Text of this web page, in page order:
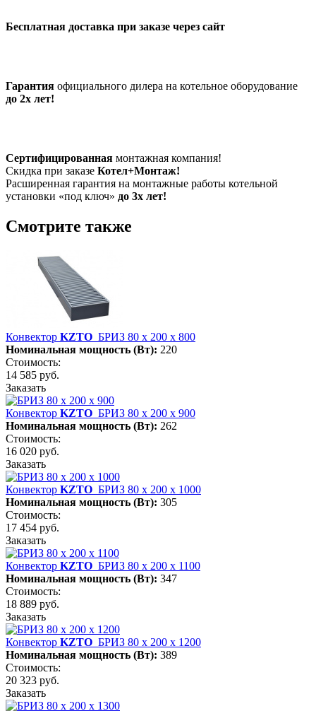
Бесплатная доставка при заказе через сайт
Гарантия официального дилера на котельное оборудование
до 2х лет!
Сертифицированная монтажная компания!
Скидка при заказе Котел+Монтаж!
Расширенная гарантия на монтажные работы котельной
установки «под ключ» до 3х лет!
Смотрите также
Конвектор KZTO БРИЗ 80 х 200 х 800
Номинальная мощность (Вт): 220
Стоимость:
14 585 руб.
Заказать
Конвектор KZTO БРИЗ 80 х 200 х 900
Номинальная мощность (Вт): 262
Стоимость:
16 020 руб.
Заказать
Конвектор KZTO БРИЗ 80 х 200 х 1000
Номинальная мощность (Вт): 305
Стоимость:
17 454 руб.
Заказать
Конвектор KZTO БРИЗ 80 х 200 х 1100
Номинальная мощность (Вт): 347
Стоимость:
18 889 руб.
Заказать
Конвектор KZTO БРИЗ 80 х 200 х 1200
Номинальная мощность (Вт): 389
Стоимость:
20 323 руб.
Заказать